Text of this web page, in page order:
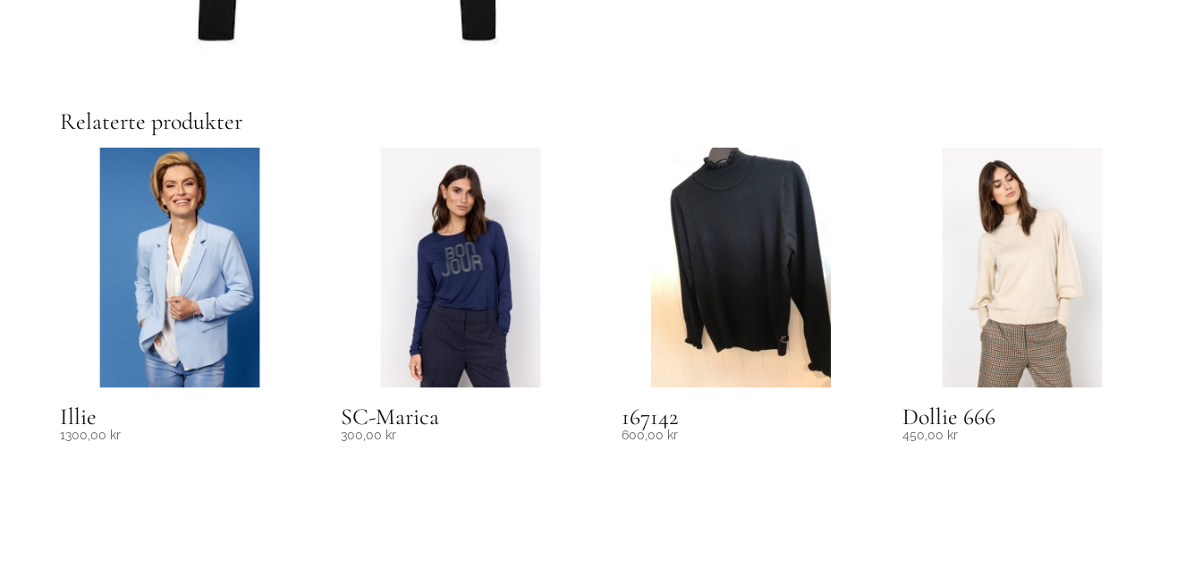
Relaterte produkter
Illie
1300,00 kr
SC-Marica
300,00 kr
167142
600,00 kr
Dollie 666
450,00 kr